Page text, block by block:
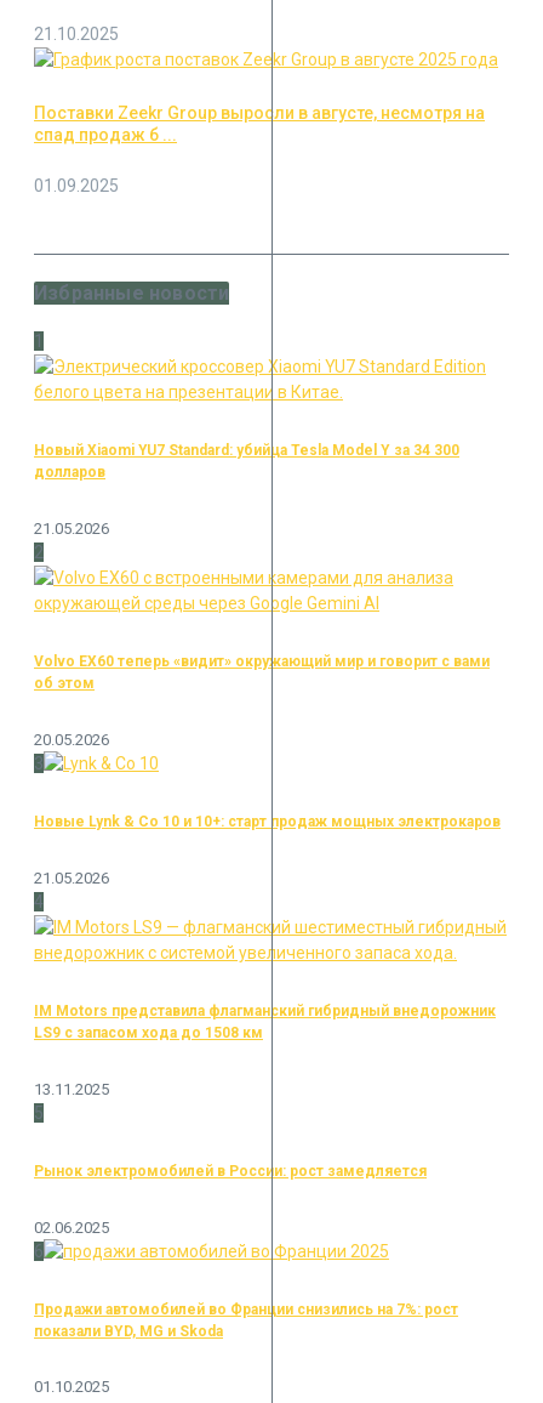
21.10.2025
Поставки Zeekr Group выросли в августе, несмотря на
спад продаж б ...
01.09.2025
Избранные новости
1
Новый Xiaomi YU7 Standard: убийца Tesla Model Y за 34 300
долларов
21.05.2026
2
Volvo EX60 теперь «видит» окружающий мир и говорит с вами
об этом
20.05.2026
3
Новые Lynk & Co 10 и 10+: старт продаж мощных электрокаров
21.05.2026
4
IM Motors представила флагманский гибридный внедорожник
LS9 с запасом хода до 1508 км
13.11.2025
5
Рынок электромобилей в России: рост замедляется
02.06.2025
6
Продажи автомобилей во Франции снизились на 7%: рост
показали BYD, MG и Skoda
01.10.2025